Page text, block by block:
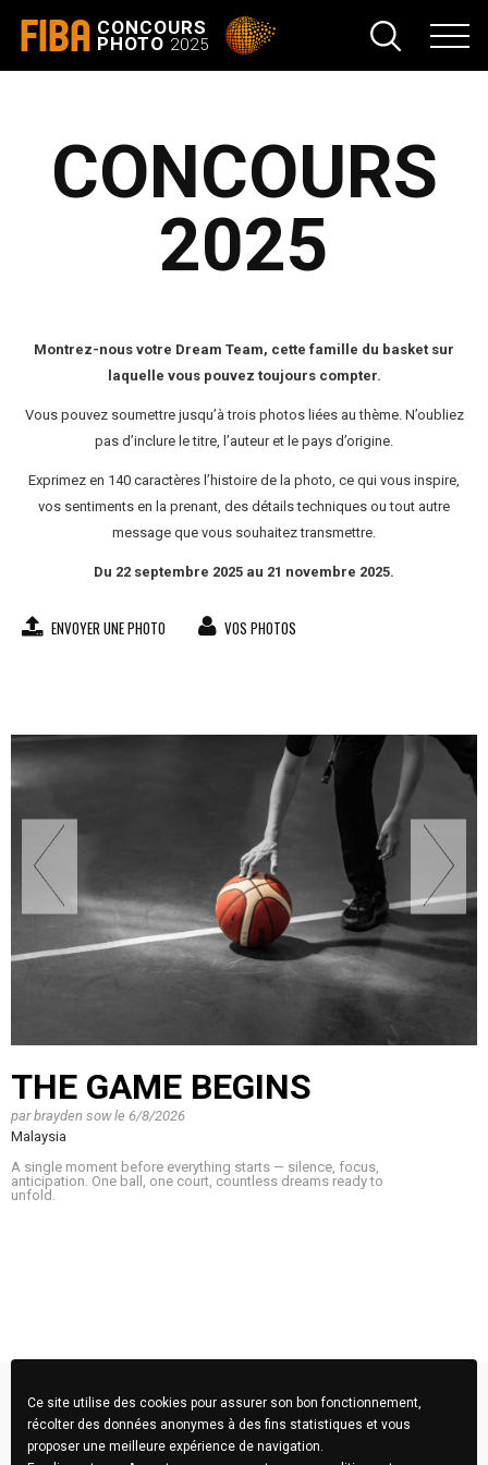
FIBA CONCOURS
PHOTO 2025
CONCOURS
2025
Montrez-nous votre Dream Team, cette famille du basket sur
laquelle vous pouvez toujours compter.
Vous pouvez soumettre jusqu’à trois photos liées au thème. N’oubliez
pas d’inclure le titre, l’auteur et le pays d’origine.
Exprimez en 140 caractères l’histoire de la photo, ce qui vous inspire,
vos sentiments en la prenant, des détails techniques ou tout autre
message que vous souhaitez transmettre.
Du 22 septembre 2025 au 21 novembre 2025.
ENVOYER UNE PHOTO VOS PHOTOS
THE GAME BEGINS
parbrayden sowle 6/8/2026
Malaysia
A single moment before everything starts — silence, focus,
anticipation. One ball, one court, countless dreams ready to
unfold.
Ce site utilise des cookies pour assurer son bon fonctionnement,
récolter des données anonymes à des fins statistiques et vous
proposer une meilleure expérience de navigation.